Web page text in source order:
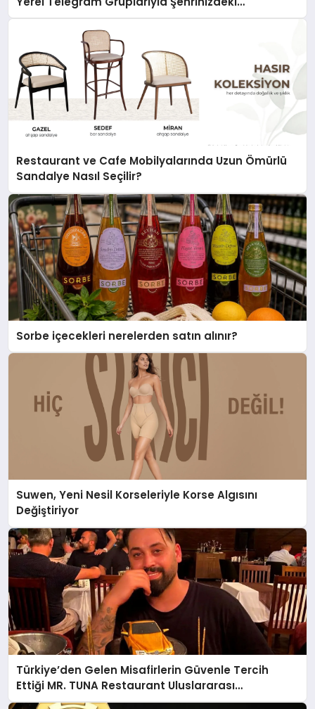
Topluluklara Ulaşın
Restaurant ve Cafe Mobilyalarında Uzun Ömürlü
Sandalye Nasıl Seçilir?
Sorbe içecekleri nerelerden satın alınır?
Suwen, Yeni Nesil Korseleriyle Korse Algısını
Değiştiriyor
Türkiye’den Gelen Misafirlerin Güvenle Tercih
Ettiği MR. TUNA Restaurant Uluslararası
Başarısıyla Dikkat Çekiyor